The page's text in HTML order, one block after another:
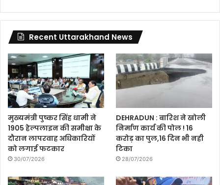
Recent Uttarakhand News
मुख्यमंत्री पुष्कर सिंह धामी ने
1905 हेल्पलाइन की समीक्षा के
दौरान लापरवाह अधिकारियों
को लगाई फटकार
30/07/2026
DEHRADUN : बारिश ने खोली
निर्माण कार्य की पोल ! 16
करोड़ का पुल,16 दिन भी नही
टिका
28/07/2026